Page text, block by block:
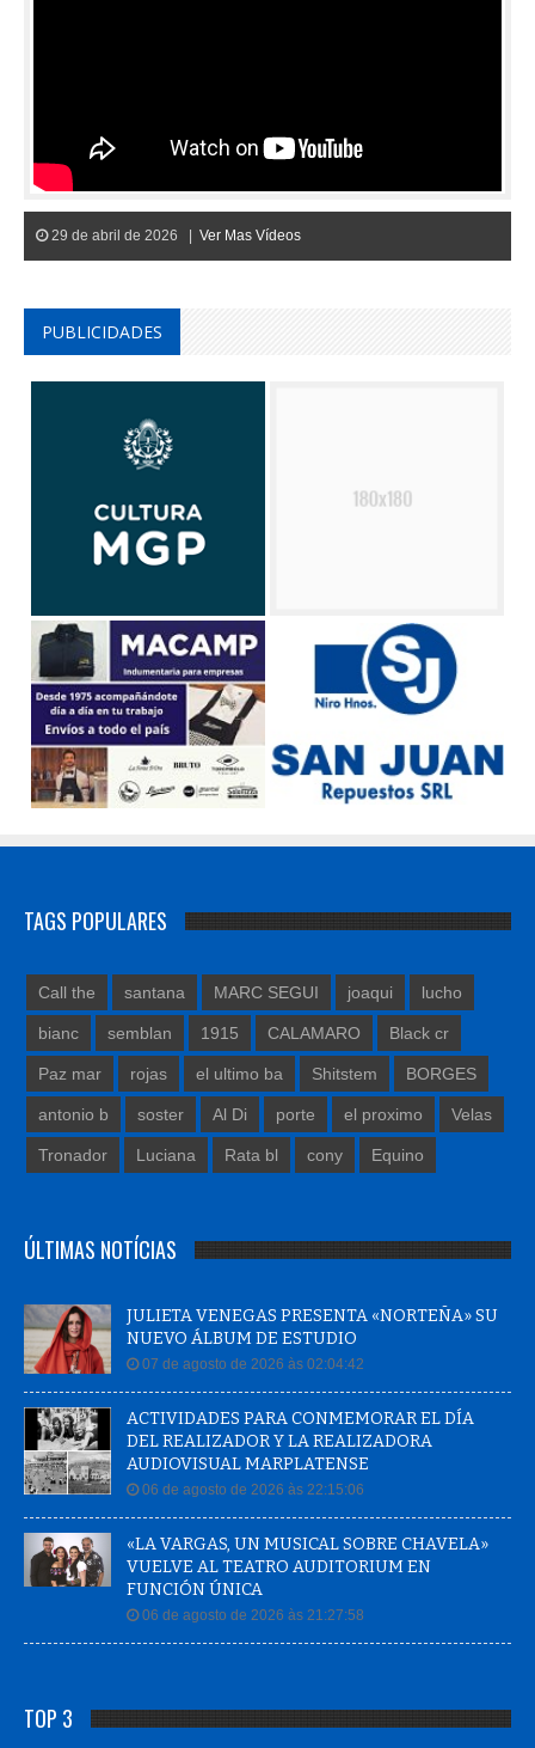
29 de abril de 2026 | Ver Mas Vídeos
PUBLICIDADES
TAGS POPULARES
Call the santana MARC SEGUI joaqui lucho
bianc semblan 1915 CALAMARO Black cr
Paz mar rojas el ultimo ba Shitstem BORGES
antonio b soster Al Di porte el proximo Velas
Tronador Luciana Rata bl cony Equino
ÚLTIMAS NOTÍCIAS
JULIETA VENEGAS PRESENTA «NORTEÑA» SU
NUEVO ÁLBUM DE ESTUDIO
07 de agosto de 2026 às 02:04:42
ACTIVIDADES PARA CONMEMORAR EL DÍA
DEL REALIZADOR Y LA REALIZADORA
AUDIOVISUAL MARPLATENSE
06 de agosto de 2026 às 22:15:06
«LA VARGAS, UN MUSICAL SOBRE CHAVELA»
VUELVE AL TEATRO AUDITORIUM EN
FUNCIÓN ÚNICA
06 de agosto de 2026 às 21:27:58
TOP 3